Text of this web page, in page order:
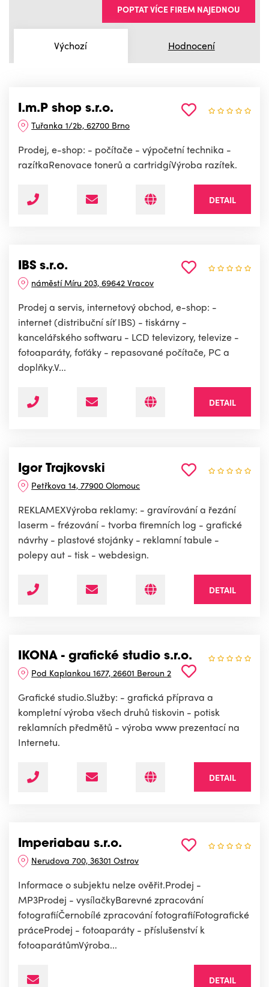
Výchozí Hodnocení
POPTAT VÍCE FIREM NAJEDNOU
I.m.P shop s.r.o.
Tuřanka 1/2b, 62700 Brno
Prodej, e-shop: - počítače - výpočetní technika -
razítkaRenovace tonerů a cartridgíVýroba razítek.
DETAIL
IBS s.r.o.
náměstí Míru 203, 69642 Vracov
Prodej a servis, internetový obchod, e-shop: -
internet (distribuční síť IBS) - tiskárny -
kancelářského softwaru - LCD televizory, televize -
fotoaparáty, foťáky - repasované počítače, PC a
doplňky.V...
DETAIL
Igor Trajkovski
Petřkova 14, 77900 Olomouc
REKLAMEXVýroba reklamy: - gravírování a řezání
laserm - frézování - tvorba firemních log - grafické
návrhy - plastové stojánky - reklamní tabule -
polepy aut - tisk - webdesign.
DETAIL
IKONA - grafické studio s.r.o.
Pod Kaplankou 1677, 26601 Beroun 2
Grafické studio.Služby: - grafická příprava a
kompletní výroba všech druhů tiskovin - potisk
reklamních předmětů - výroba www prezentací na
Internetu.
DETAIL
Imperiabau s.r.o.
Nerudova 700, 36301 Ostrov
Informace o subjektu nelze ověřit.Prodej -
MP3Prodej - vysílačkyBarevné zpracování
fotografiíČernobílé zpracování fotografiíFotografické
práceProdej - fotoaparáty - příslušenství k
fotoaparátůmVýroba...
DETAIL